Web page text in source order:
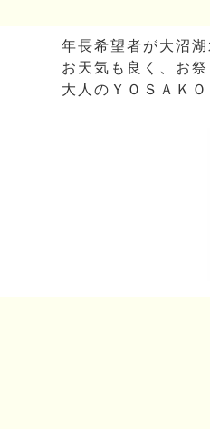
年長希望者が大沼
お天気も良く、お
大人のＹＯＳＡＫ